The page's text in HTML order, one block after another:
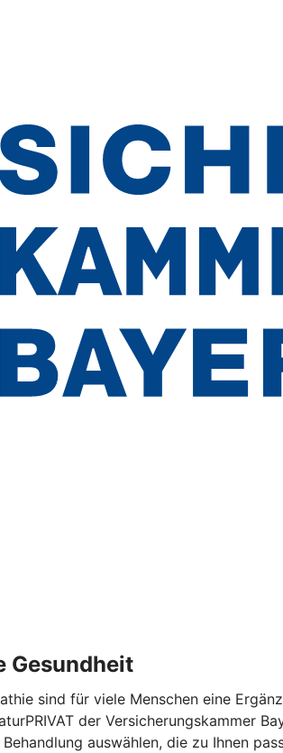
Gesundheit
sind für viele Menschen eine
der Versicherungskammer
auswählen, die zu Ihnen